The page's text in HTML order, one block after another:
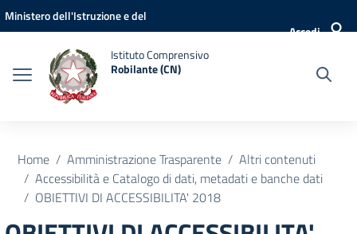
Vai ai contenuti
Vai al menu di navigazione
Vai al footer
Ministero dell'Istruzione e del
Accedi
Istituto Comprensivo
Robilante (CN)
Home Amministrazione Trasparente
Altri contenuti
Accessibilità e Catalogo di dati, metadati e banche dati
OBIETTIVI DI ACCESSIBILITA' 2018